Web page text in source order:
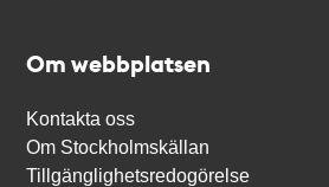
Om webbplatsen
Kontakta oss
Om Stockholmskällan
Tillgänglighetsredogörelse